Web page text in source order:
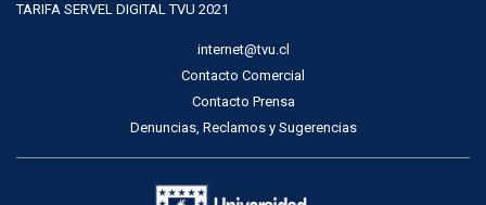
TARIFA SERVEL DIGITAL TVU 2021
internet@tvu.cl
Contacto Comercial
Contacto Prensa
Denuncias, Reclamos y Sugerencias